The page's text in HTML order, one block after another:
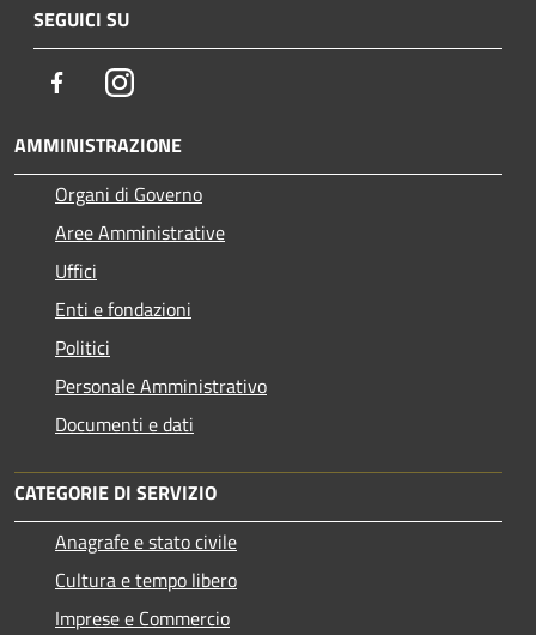
SEGUICI SU
FacebookInstagram
AMMINISTRAZIONE
Organi di Governo
Aree Amministrative
Uffici
Enti e fondazioni
Politici
Personale Amministrativo
Documenti e dati
CATEGORIE DI SERVIZIO
Anagrafe e stato civile
Cultura e tempo libero
Imprese e Commercio